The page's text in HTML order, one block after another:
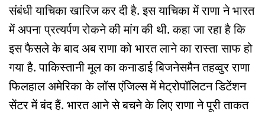
संबंधी याचिका खारिज कर दी है. इस याचिका में राणा ने भारत
में अपना प्रत्यर्पण रोकने की मांग की थी. कहा जा रहा है कि
इस फैसले के बाद अब राणा को भारत लाने का रास्ता साफ हो
गया है. पाकिस्तानी मूल का कनाडाई बिजनेसमैन तहव्वुर राणा
फिलहाल अमेरिका के लॉस एंजिल्स में मेट्रोपॉलिटन डिटेंशन
सेंटर में बंद हैं. भारत आने से बचने के लिए राणा ने पूरी ताकत